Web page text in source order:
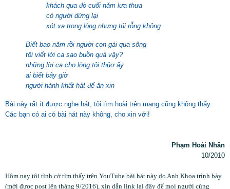
khách qua đò cuối năm lưa thưa
có người dừng lại
xót xa trong lòng nhưng túi rỗng không
Biết bao năm rồi người con gái qua sông
tôi viết lời ca sao buồn quá vậy?
những lời ca cho lòng tôi thủơ ấy
ai biết bây giờ
người hành khất hát để ăn xin
Bài này rất ít được nghe hát, tôi tìm hoài trên mạng cũng không thấy.
Các bạn có ai có bài hát này không, cho xin với!
Phạm Hoài Nhân
10/2010
Hôm nay tôi tình cờ tìm thấy trên YouTube bài hát này do Anh Khoa trình bày
(mới được post lên tháng 9/2016), xin dẫn link lại đây để mọi người cùng